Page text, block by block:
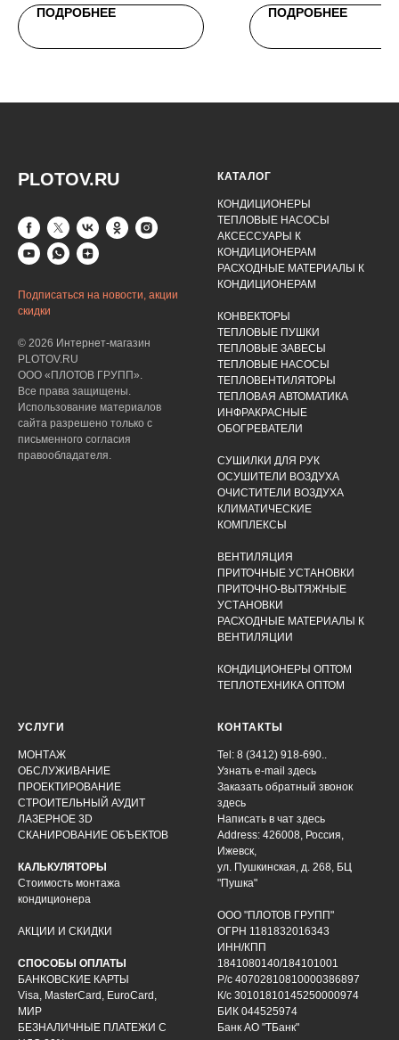
ПОДРОБНЕЕ ПОДРОБНЕЕ
PLOTOV.RU
Подписаться на новости, акции
скидки
© 2026 Интернет-магазин
PLOTOV.RU
ООО «ПЛОТОВ ГРУПП».
Все права защищены.
Использование материалов
сайта разрешено только с
письменного согласия
правообладателя.
КАТАЛОГ
КОНДИЦИОНЕРЫ
ТЕПЛОВЫЕ НАСОСЫ
АКСЕССУАРЫ К
КОНДИЦИОНЕРАМ
РАСХОДНЫЕ МАТЕРИАЛЫ К
КОНДИЦИОНЕРАМ
КОНВЕКТОРЫ
ТЕПЛОВЫЕ ПУШКИ
ТЕПЛОВЫЕ ЗАВЕСЫ
ТЕПЛОВЫЕ НАСОСЫ
ТЕПЛОВЕНТИЛЯТОРЫ
ТЕПЛОВАЯ АВТОМАТИКА
ИНФРАКРАСНЫЕ
ОБОГРЕВАТЕЛИ
СУШИЛКИ ДЛЯ РУК
ОСУШИТЕЛИ ВОЗДУХА
ОЧИСТИТЕЛИ ВОЗДУХА
КЛИМАТИЧЕСКИЕ
КОМПЛЕКСЫ
ВЕНТИЛЯЦИЯ
ПРИТОЧНЫЕ УСТАНОВКИ
ПРИТОЧНО-ВЫТЯЖНЫЕ
УСТАНОВКИ
РАСХОДНЫЕ МАТЕРИАЛЫ К
ВЕНТИЛЯЦИИ
КОНДИЦИОНЕРЫ ОПТОМ
ТЕПЛОТЕХНИКА ОПТОМ
УСЛУГИ
МОНТАЖ
ОБСЛУЖИВАНИЕ
ПРОЕКТИРОВАНИЕ
СТРОИТЕЛЬНЫЙ АУДИТ
ЛАЗЕРНОЕ 3D
СКАНИРОВАНИЕ ОБЪЕКТОВ
КАЛЬКУЛЯТОРЫ
Стоимость монтажа
кондиционера
АКЦИИ И СКИДКИ
СПОСОБЫ ОПЛАТЫ
БАНКОВСКИЕ КАРТЫ
Visa, MasterCard, EuroCard,
МИР
БЕЗНАЛИЧНЫЕ ПЛАТЕЖИ С
КОНТАКТЫ
Tel: 8 (3412) 918-690..
Узнать e-mail здесь
Заказать обратный звонок
здесь
Написать в чат здесь
Address: 426008, Россия,
Ижевск,
ул. Пушкинская, д. 268, БЦ
"Пушка"
ООО "ПЛОТОВ ГРУПП"
ОГРН 1181832016343
ИНН/КПП
1841080140/184101001
Р/с 40702810810000386897
К/с 30101810145250000974
БИК 044525974
Банк АО "ТБанк"